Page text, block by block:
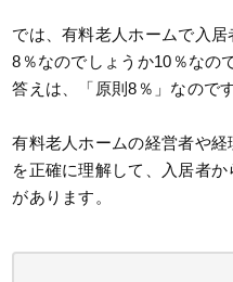
では、有料老人ホームで入居
8％なのでしょうか10％なの
答えは、「原則8％」なので
有料老人ホームの経営者や
を正確に理解して、入居者
があります。